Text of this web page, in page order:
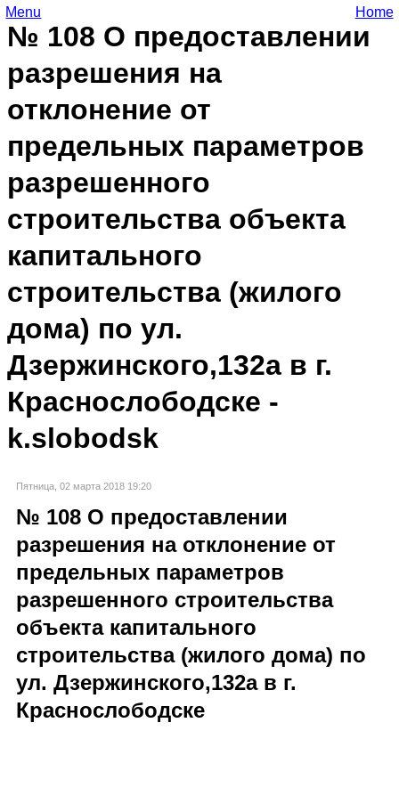
№ 108 О предоставлении
разрешения на
отклонение от
предельных параметров
разрешенного
строительства объекта
капитального
строительства (жилого
дома) по ул.
Дзержинского,132а в г.
Краснослободске -
k.slobodsk
Menu Home
Пятница, 02 марта 2018 19:20
№ 108 О предоставлении
разрешения на отклонение от
предельных параметров
разрешенного строительства
объекта капитального
строительства (жилого дома) по
ул. Дзержинского,132а в г.
Краснослободске